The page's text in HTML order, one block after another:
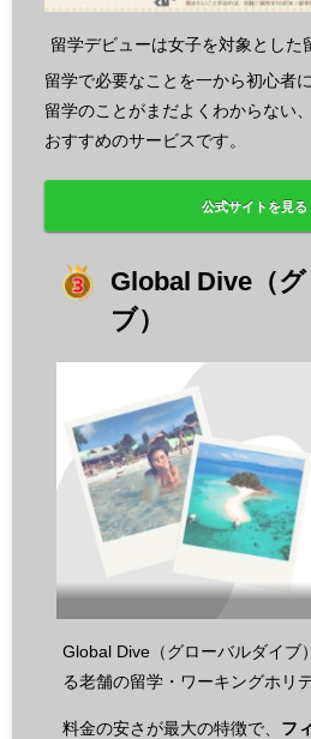
留学デビューは女子を対象とした
留学で必要なことを一から初心者
留学のことがまだよくわからない
おすすめのサービスです。
公式サイトを見る
Global Dive（
ブ）
Global Dive（グローバルダイブ
る老舗の留学・ワーキングホリ
料金の安さが最大の特徴で、 フ